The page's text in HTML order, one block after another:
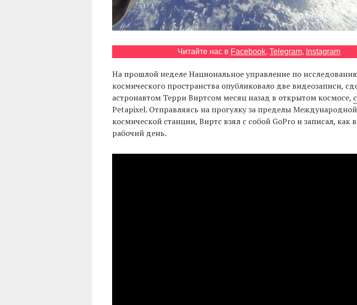
Читайте нас в Facebook, Telegram, Instagram
На прошлой неделе Национальное управление по
космического пространства опубликовало две видеозаписи,
астронавтом Терри Виртсом месяц назад в открытом космосе,
Petapixel. Отправляясь на прогулку за пределы Международной
космической станции, Виртс взял с собой GoPro и записал, как
рабочий день.